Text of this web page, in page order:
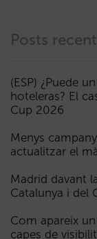
Posts
(ESP) ¿Puede
hoteleras? El
Cup 2026
Menys
actualitzar el
Madrid davant
Catalunya i del
Com apareix
capes de